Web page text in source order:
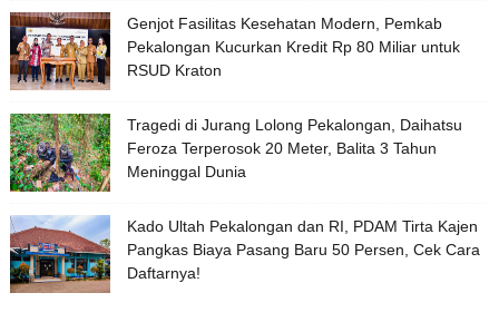
Genjot Fasilitas Kesehatan Modern, Pemkab
Pekalongan Kucurkan Kredit Rp 80 Miliar untuk
RSUD Kraton
Tragedi di Jurang Lolong Pekalongan, Daihatsu
Feroza Terperosok 20 Meter, Balita 3 Tahun
Meninggal Dunia
Kado Ultah Pekalongan dan RI, PDAM Tirta Kajen
Pangkas Biaya Pasang Baru 50 Persen, Cek Cara
Daftarnya!